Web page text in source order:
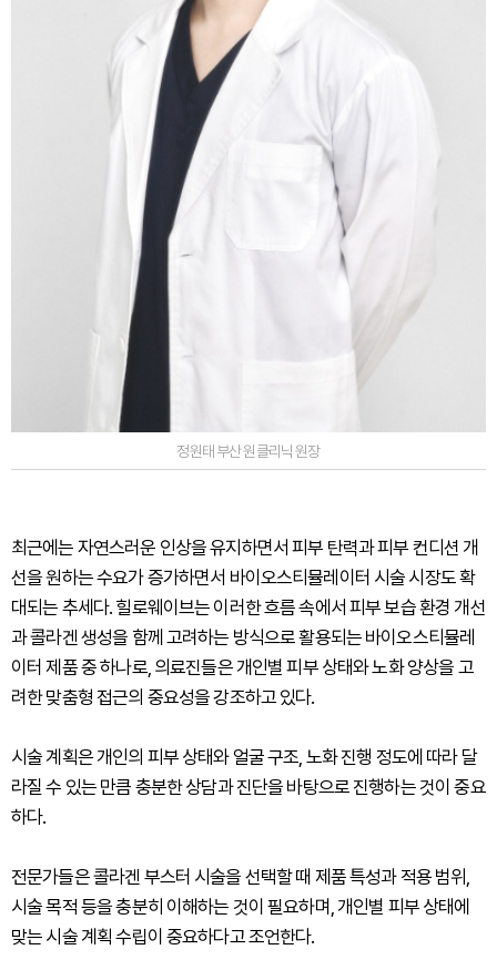
정원태 부산 원클리닉 원장
최근에는 자연스러운 인상을 유지하면서 피부 탄력과 피부 컨디션 개
선을 원하는 수요가 증가하면서 바이오스티뮬레이터 시술 시장도 확
대되는 추세다. 힐로웨이브는 이러한 흐름 속에서 피부 보습 환경 개선
과 콜라겐 생성을 함께 고려하는 방식으로 활용되는 바이오스티뮬레
이터 제품 중 하나로, 의료진들은 개인별 피부 상태와 노화 양상을 고
려한 맞춤형 접근의 중요성을 강조하고 있다.
시술 계획은 개인의 피부 상태와 얼굴 구조, 노화 진행 정도에 따라 달
라질 수 있는 만큼 충분한 상담과 진단을 바탕으로 진행하는 것이 중요
하다.
전문가들은 콜라겐 부스터 시술을 선택할 때 제품 특성과 적용 범위,
시술 목적 등을 충분히 이해하는 것이 필요하며, 개인별 피부 상태에
맞는 시술 계획 수립이 중요하다고 조언한다.